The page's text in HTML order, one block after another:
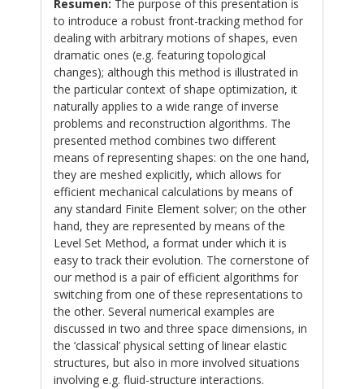
Resumen: The purpose of this presentation is
to introduce a robust front-tracking method for
dealing with arbitrary motions of shapes, even
dramatic ones (e.g. featuring topological
changes); although this method is illustrated in
the particular context of shape optimization, it
naturally applies to a wide range of inverse
problems and reconstruction algorithms. The
presented method combines two different
means of representing shapes: on the one hand,
they are meshed explicitly, which allows for
efficient mechanical calculations by means of
any standard Finite Element solver; on the other
hand, they are represented by means of the
Level Set Method, a format under which it is
easy to track their evolution. The cornerstone of
our method is a pair of efficient algorithms for
switching from one of these representations to
the other. Several numerical examples are
discussed in two and three space dimensions, in
the ‘classical’ physical setting of linear elastic
structures, but also in more involved situations
involving e.g. fluid-structure interactions.